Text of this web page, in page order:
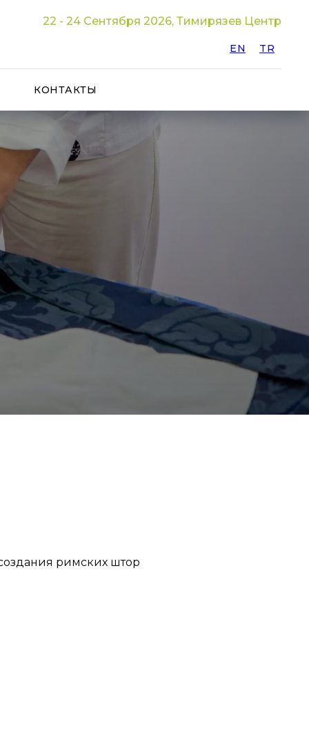
22 - 24 Сентября 2026, Тимирязев Центр
EN TR
КОНТАКТЫ
римских штор